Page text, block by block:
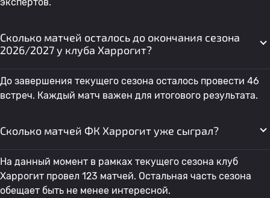
Сколько матчей осталось до окончания сезона
2026/2027 у клуба Харрогит?
До завершения текущего сезона осталось провести 46
встреч. Каждый матч важен для итогового результата.
Сколько матчей ФК Харрогит уже сыграл?
На данный момент в рамках текущего сезона клуб
Харрогит провел 123 матчей. Остальная часть сезона
обещает быть не менее интересной.